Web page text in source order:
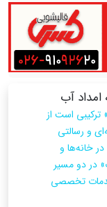
آب
است از
و رسالتی
خانه‌ها و
در دو مسیر
تخصصی